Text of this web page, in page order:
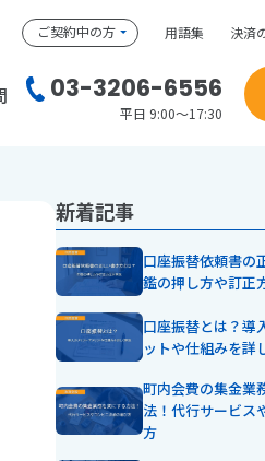
ご契約中の方 用語集 決済
03-3206-6556
平日 9:00～17:30
新着記事
口座振替依頼書の
鑑の押し方や訂正
口座振替とは？導
ットや仕組みを詳
町内会費の集金業
法！代行サービス
方